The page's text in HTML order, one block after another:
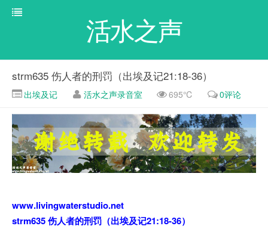
活水之声
strm635 伤人者的刑罚（出埃及记21:18-36）
出埃及记 活水之声录音室 695℃ 0评论
www.livingwaterstudio.net
strm635 伤人者的刑罚（出埃及记21:18-36）